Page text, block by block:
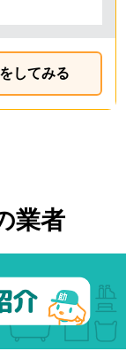
してみる
業者